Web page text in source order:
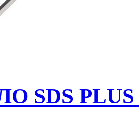
SDS PLUS